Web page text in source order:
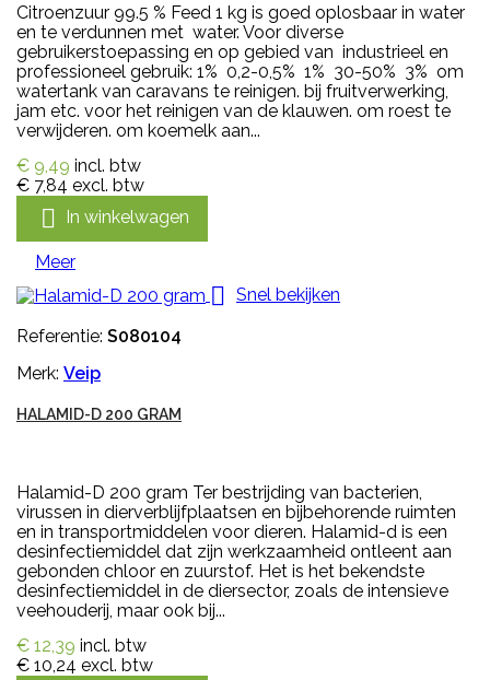
Citroenzuur 99.5 % Feed 1 kg is goed oplosbaar in water
en te verdunnen met water. Voor diverse
gebruikerstoepassing en op gebied van industrieel en
professioneel gebruik: 1% 0,2-0,5% 1% 30-50% 3% om
watertank van caravans te reinigen. bij fruitverwerking,
jam etc. voor het reinigen van de klauwen. om roest te
verwijderen. om koemelk aan...
€ 9,49 incl. btw
€ 7,84 excl. btw
 In winkelwagen
Meer
 Snel bekijken
Referentie: S080104
Merk: Veip
HALAMID-D 200 GRAM
Halamid-D 200 gram Ter bestrijding van bacterien,
virussen in dierverblijfplaatsen en bijbehorende ruimten
en in transportmiddelen voor dieren. Halamid-d is een
desinfectiemiddel dat zijn werkzaamheid ontleent aan
gebonden chloor en zuurstof. Het is het bekendste
desinfectiemiddel in de diersector, zoals de intensieve
veehouderij, maar ook bij...
€ 12,39 incl. btw
€ 10,24 excl. btw